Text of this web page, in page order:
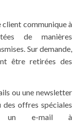
client communique à
de manières
Sur demande,
être retirées des
ou une newsletter
des offres spéciales
un e-mail à